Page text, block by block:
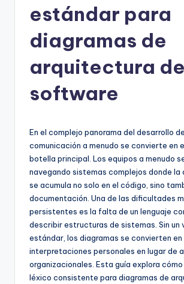
si
&
S
o
estándar para
diagramas de
arquitectura de
software
En el complejo panorama del desarrollo
comunicación a menudo se convierte en
botella principal. Los equipos a menudo
navegando sistemas complejos donde la
se acumula no solo en el código, sino
documentación. Una de las dificultades
persistentes es la falta de un lenguaje
describir estructuras de sistemas. Sin un
estándar, los diagramas se convierten en
interpretaciones personales en lugar de
organizacionales. Esta guía explora
léxico consistente para diagramas de